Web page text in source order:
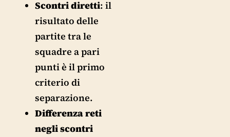
Scontri diretti: il
risultato delle
partite tra le
squadre a pari
punti è il primo
criterio di
separazione.
Differenza reti
negli scontri